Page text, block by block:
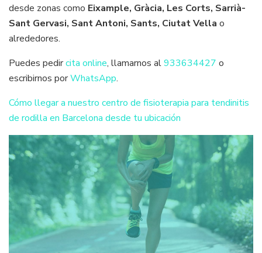
desde zonas como Eixample, Gràcia, Les Corts, Sarrià-
Sant Gervasi, Sant Antoni, Sants, Ciutat Vella o
alrededores.
Puedes pedircita online, llamarnos al933634427 o
escribirnos porWhatsApp.
Cómo llegar a nuestro centro de fisioterapia para tendinitis
de rodilla en Barcelona desde tu ubicación